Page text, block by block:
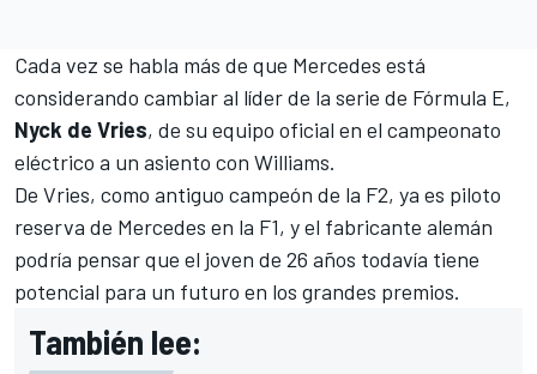
Cada vez se habla más de que Mercedes está
considerando cambiar al líder de la serie de Fórmula E,
Nyck de Vries, de su equipo oficial en el campeonato
eléctrico a un asiento con Williams.
De Vries, como antiguo campeón de la F2, ya es piloto
reserva de Mercedes en la F1, y el fabricante alemán
podría pensar que el joven de 26 años todavía tiene
potencial para un futuro en los grandes premios.
También lee: